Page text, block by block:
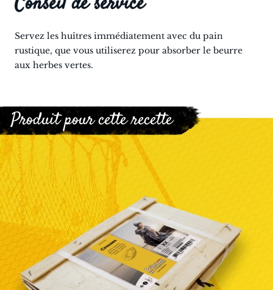
Servez les huîtres immédiatement avec du pain
rustique, que vous utiliserez pour absorber le beurre
aux herbes vertes.
Produit pour cette recette